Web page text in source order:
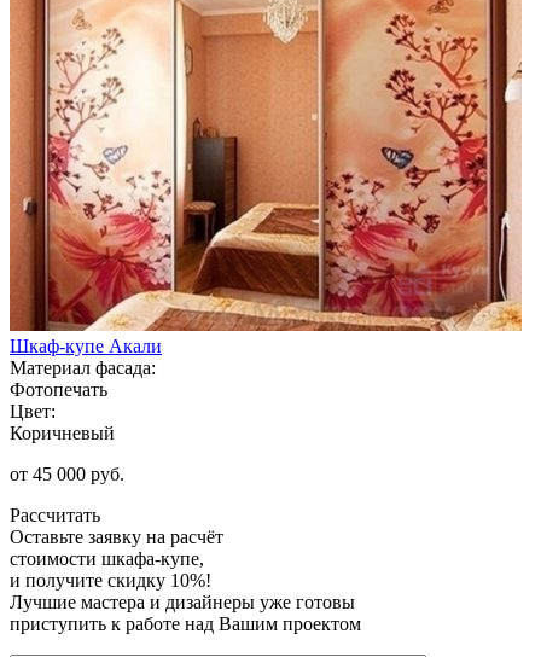
Шкаф-купе Акали
Материал фасада:
Фотопечать
Цвет:
Коричневый
от 45 000 руб.
Рассчитать
Оставьте заявку на расчёт
стоимости шкафа-купе,
и получите скидку 10%!
Лучшие мастера и дизайнеры уже готовы
приступить к работе над Вашим проектом